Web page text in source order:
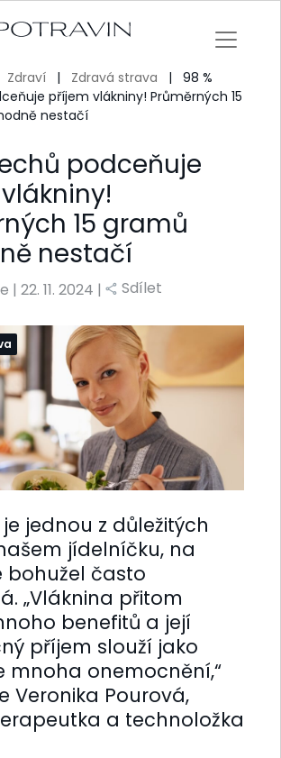
Zdraví | Zdravá strava |
98 %
příjem vlákniny! Průměrných 15
nestačí
podceňuje
15 gramů
nestačí
| 22. 11. 2024 | Sdílet
jednou z důležitých
jídelníčku, na
bohužel často
„Vláknina přitom
benefitů a její
příjem slouží jako
mnoha onemocnění,“
Veronika Pourová,
a technoložka